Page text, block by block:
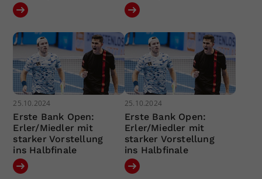
25.10.2024
Erste Bank Open:
Erler/Miedler mit
starker Vorstellung
ins Halbfinale
25.10.2024
Erste Bank Open:
Erler/Miedler mit
starker Vorstellung
ins Halbfinale